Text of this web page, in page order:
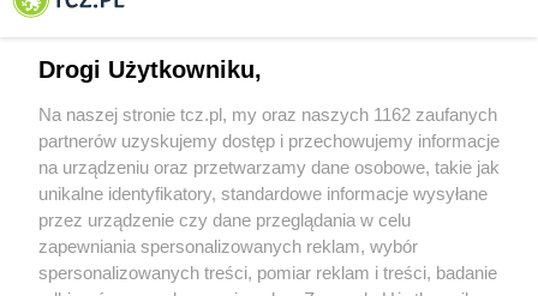
O FIRMIE POLITYKA PRYWATNOŚCI HOSTING
Drogi Użytkowniku,
Na naszej stronie tcz.pl, my oraz naszych 1162 zaufanych
partnerów uzyskujemy dostęp i przechowujemy informacje
na urządzeniu oraz przetwarzamy dane osobowe, takie jak
unikalne identyfikatory, standardowe informacje wysyłane
przez urządzenie czy dane przeglądania w celu
zapewniania spersonalizowanych reklam, wybór
spersonalizowanych treści, pomiar reklam i treści, badanie